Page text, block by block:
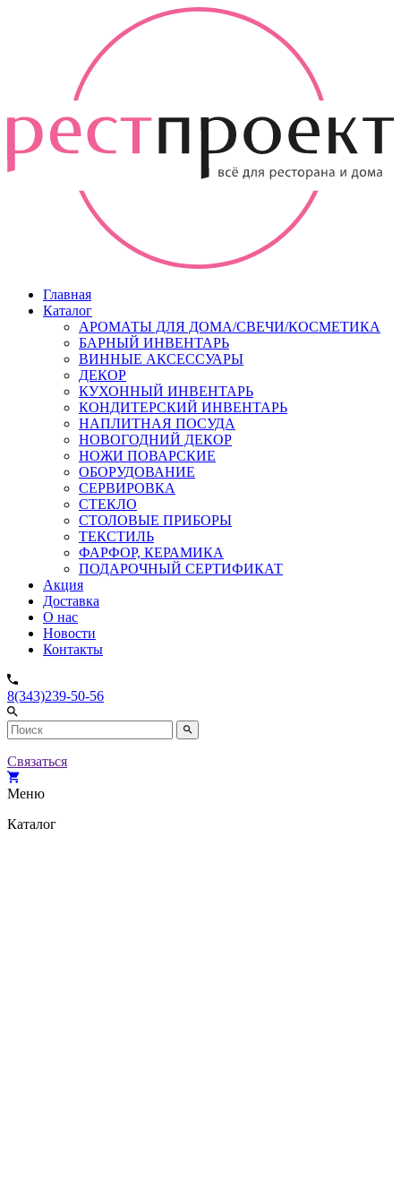
Главная
Каталог
АРОМАТЫ ДЛЯ ДОМА/СВЕЧИ/КОСМЕТИКА
БАРНЫЙ ИНВЕНТАРЬ
ВИННЫЕ АКСЕССУАРЫ
ДЕКОР
КУХОННЫЙ ИНВЕНТАРЬ
КОНДИТЕРСКИЙ ИНВЕНТАРЬ
НАПЛИТНАЯ ПОСУДА
НОВОГОДНИЙ ДЕКОР
НОЖИ ПОВАРСКИЕ
ОБОРУДОВАНИЕ
СЕРВИРОВКА
СТЕКЛО
СТОЛОВЫЕ ПРИБОРЫ
ТЕКСТИЛЬ
ФАРФОР, КЕРАМИКА
ПОДАРОЧНЫЙ СЕРТИФИКАТ
Акция
Доставка
О нас
Новости
Контакты
8(343)239-50-56
Связаться
Меню
Каталог